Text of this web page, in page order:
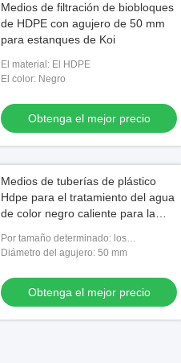
Medios de filtración de biobloques
de HDPE con agujero de 50 mm
para estanques de Koi
El material: El HDPE
El color: Negro
Obtenga el mejor precio
Medios de tuberías de plástico
Hdpe para el tratamiento del agua
de color negro caliente para la
Por tamaño determinado: los
50*50*50cm
Diámetro del agujero: 50 mm
Obtenga el mejor precio